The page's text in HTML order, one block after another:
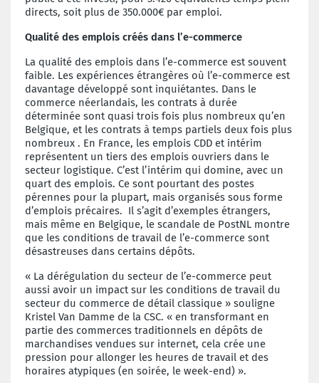
directs, soit plus de 350.000€ par emploi.
Qualité des emplois créés dans l’e-commerce
La qualité des emplois dans l’e-commerce est souvent
faible. Les expériences étrangères où l’e-commerce est
davantage développé sont inquiétantes. Dans le
commerce néerlandais, les contrats à durée
déterminée sont quasi trois fois plus nombreux qu’en
Belgique, et les contrats à temps partiels deux fois plus
nombreux . En France, les emplois CDD et intérim
représentent un tiers des emplois ouvriers dans le
secteur logistique. C’est l’intérim qui domine, avec un
quart des emplois. Ce sont pourtant des postes
pérennes pour la plupart, mais organisés sous forme
d’emplois précaires. Il s’agit d’exemples étrangers,
mais même en Belgique, le scandale de PostNL montre
que les conditions de travail de l’e-commerce sont
désastreuses dans certains dépôts.
« La dérégulation du secteur de l’e-commerce peut
aussi avoir un impact sur les conditions de travail du
secteur du commerce de détail classique » souligne
Kristel Van Damme de la CSC. « en transformant en
partie des commerces traditionnels en dépôts de
marchandises vendues sur internet, cela crée une
pression pour allonger les heures de travail et des
horaires atypiques (en soirée, le week-end) ».